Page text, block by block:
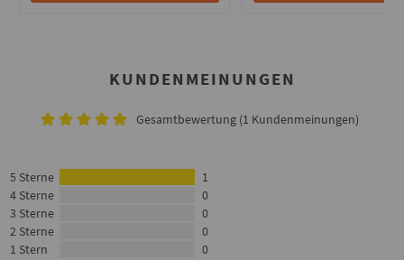
KUNDENMEINUNGEN
Gesamtbewertung (1 Kundenmeinungen)
5 Sterne
1
4 Sterne
0
3 Sterne
0
2 Sterne
0
1 Stern
0